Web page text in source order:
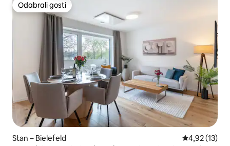
Odabrali gosti
Odabrali gosti
Stan – Bielefeld Prosječna
4,92 (13)